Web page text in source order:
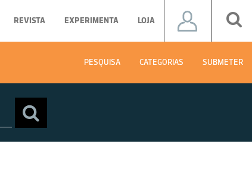
REVISTA EXPERIMENTA LOJA
PESQUISA CATEGORIAS SUBMETER